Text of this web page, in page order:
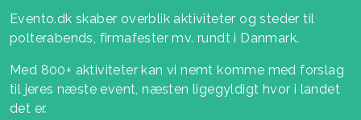
Evento.dk skaber overblik aktiviteter og steder til
polterabends, firmafester mv. rundt i Danmark.
Med 800+ aktiviteter kan vi nemt komme med forslag
til jeres næste event, næsten ligegyldigt hvor i landet
det er.